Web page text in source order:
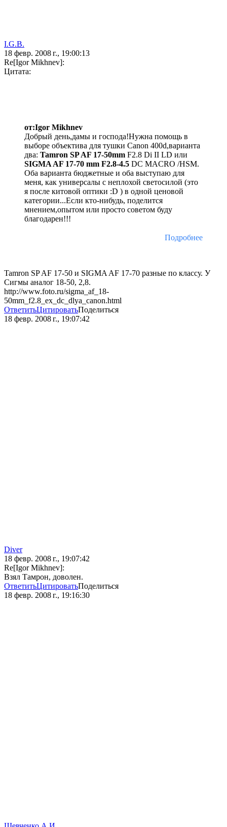
I.G.B.
18 февр. 2008 г., 19:00:13
Re[Igor Mikhnev]:
Цитата:
от:Igor Mikhnev
Добрый день,дамы и господа!Нужна помощь в
выборе объектива для тушки Canon 400d,варианта
два: Tamron SP AF 17-50mm F2.8 Di II LD или
SIGMA AF 17-70 mm F2.8-4.5 DC MACRO /HSM.
Оба варианта бюджетные и оба выступаю для
меня, как универсалы с неплохой светосилой (это
я после китовой оптики :D ) в одной ценовой
категории...Если кто-нибудь, поделится
мнением,опытом или просто советом буду
благодарен!!!
Подробнее
Tamron SP AF 17-50 и SIGMA AF 17-70 разные по классу. У
Сигмы аналог 18-50, 2,8.
http://www.foto.ru/sigma_af_18-
50mm_f2.8_ex_dc_dlya_canon.html
ОтветитьЦитироватьПоделиться
18 февр. 2008 г., 19:07:42
Diver
18 февр. 2008 г., 19:07:42
Re[Igor Mikhnev]:
Взял Тамрон, доволен.
ОтветитьЦитироватьПоделиться
18 февр. 2008 г., 19:16:30